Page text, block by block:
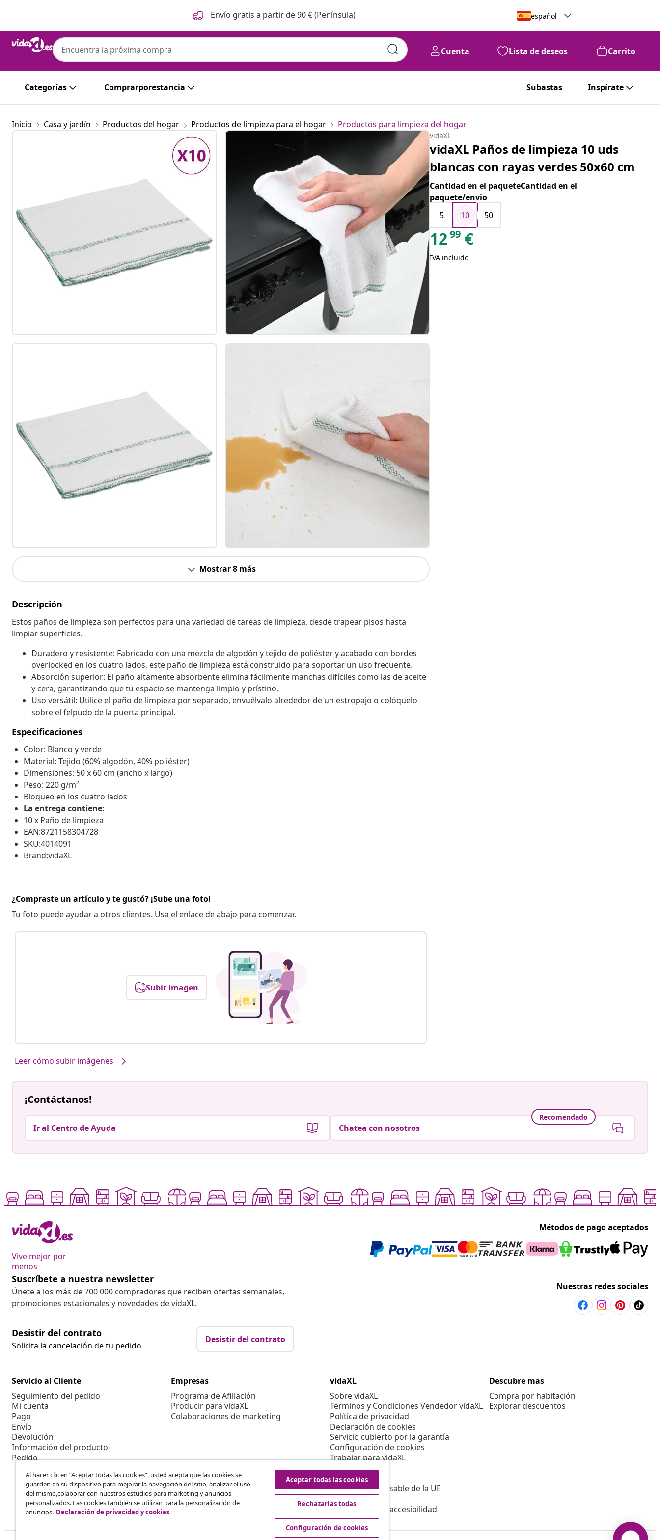
Envío gratis a partir de 90 € (Península) español
Cuenta Lista de deseos Carrito
Categorías Comprarporestancia Subastas Inspírate
Inicio Casa y jardín Productos del hogar Productos de limpieza para el hogar Productos para limpieza del hogar
Mostrar 8 más
Descripción
Estos paños de limpieza son perfectos para una variedad de tareas de limpieza, desde trapear pisos hasta
limpiar superficies.
Duradero y resistente: Fabricado con una mezcla de algodón y tejido de poliéster y acabado con bordes
overlocked en los cuatro lados, este paño de limpieza está construido para soportar un uso frecuente.
Absorción superior: El paño altamente absorbente elimina fácilmente manchas difíciles como las de aceite
y cera, garantizando que tu espacio se mantenga limpio y prístino.
Uso versátil: Utilice el paño de limpieza por separado, envuélvalo alrededor de un estropajo o colóquelo
sobre el felpudo de la puerta principal.
Especificaciones
Color: Blanco y verde
Material: Tejido (60% algodón, 40% poliéster)
Dimensiones: 50 x 60 cm (ancho x largo)
Peso: 220 g/m²
Bloqueo en los cuatro lados
La entrega contiene:
10 x Paño de limpieza
EAN:8721158304728
SKU:4014091
Brand:vidaXL
¿Compraste un artículo y te gustó? ¡Sube una foto!
Tu foto puede ayudar a otros clientes. Usa el enlace de abajo para comenzar.
Subir imagen
Leer cómo subir imágenes
vidaXL
vidaXL Paños de limpieza 10 uds
blancas con rayas verdes 50x60 cm
Cantidad en el paqueteCantidad en el
paquete/envio
5
10 50
1299 €
IVA incluido
¡Contáctanos!
Ir al Centro de Ayuda
Recomendado
Chatea con nosotros
Vive mejor por
menos
Métodos de pago aceptados
Suscríbete a nuestra newsletter
Únete a los más de 700 000 compradores que reciben ofertas semanales,
promociones estacionales y novedades de vidaXL.
Nuestras redes sociales
Desistir del contrato
Solicita la cancelación de tu pedido.
Desistir del contrato
Servicio al Cliente
Seguimiento del pedido
Mi cuenta
Pago
Envío
Devolución
Información del producto
Pedido
Empresas
Programa de Afiliación
Producir para vidaXL
Colaboraciones de marketing
vidaXL
Sobre vidaXL
Términos y Condiciones Vendedor vidaXL
Política de privacidad
Declaración de cookies
Servicio cubierto por la garantía
Configuración de cookies
Trabajar para vidaXL
Aviso legal
Seguridad
Persona responsable de la UE
Política de EPR
Información de accesibilidad
Descubre mas
Compra por habitación
Explorar descuentos
Al hacer clic en “Aceptar todas las cookies”, usted acepta que las cookies se
guarden en su dispositivo para mejorar la navegación del sitio, analizar el uso
del mismo,colaborar con nuestros estudios para marketing y anuncios
personalizados. Las cookies también se utilizan para la personalización de
anuncios. Declaración de privacidad y cookies
Aceptar todas las cookies
Rechazarlas todas
Configuración de cookies